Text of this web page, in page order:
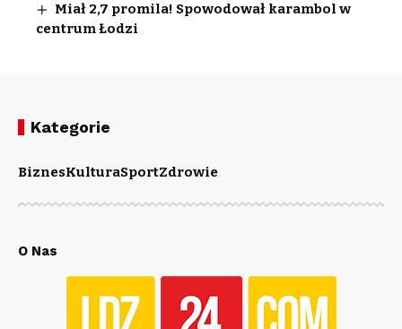
Miał 2,7 promila! Spowodował karambol w
centrum Łodzi
Kategorie
BiznesKulturaSportZdrowie
O Nas